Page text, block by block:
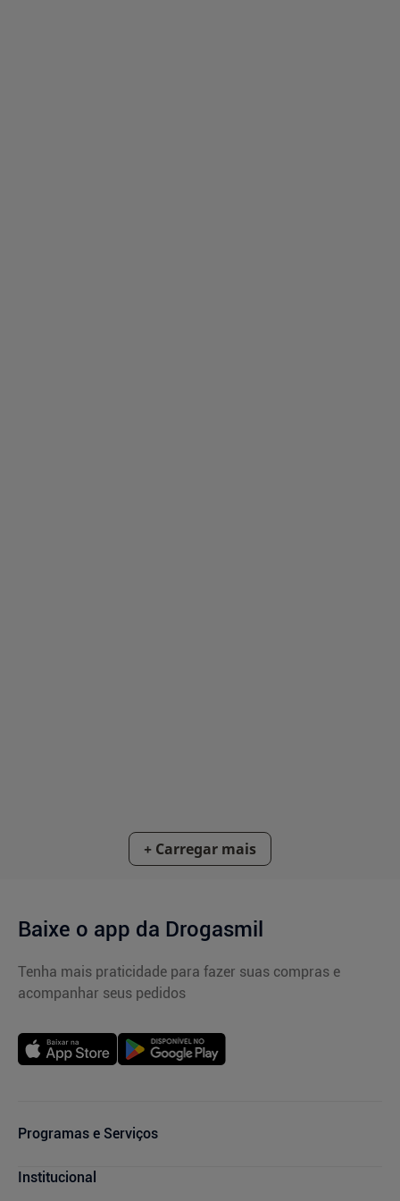
Baixe o app da Drogasmil
Tenha mais praticidade para fazer suas compras e
acompanhar seus pedidos
Programas e Serviços
Cupons de Desconto
Institucional